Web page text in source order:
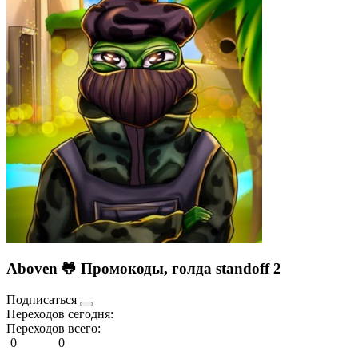
Aboven 🐸 Промокоды, голда standoff 2
Подписаться
Переходов сегодня:
Переходов всего:
0
0